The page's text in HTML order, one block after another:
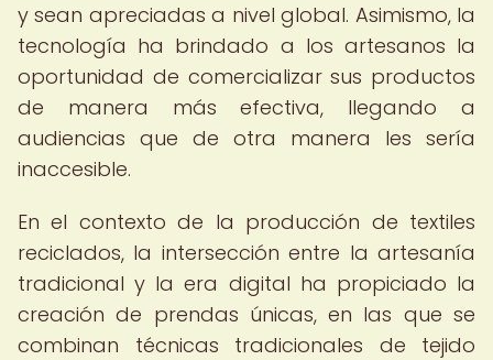
y sean apreciadas a nivel global. Asimismo, la
tecnología ha brindado a los artesanos la
oportunidad de comercializar sus productos
de manera más efectiva, llegando a
audiencias que de otra manera les sería
inaccesible.
En el contexto de la producción de textiles
reciclados, la intersección entre la artesanía
tradicional y la era digital ha propiciado la
creación de prendas únicas, en las que se
combinan técnicas tradicionales de tejido